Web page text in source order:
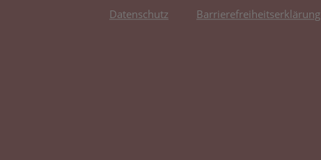
Datenschutz Barrierefreiheitserklärung